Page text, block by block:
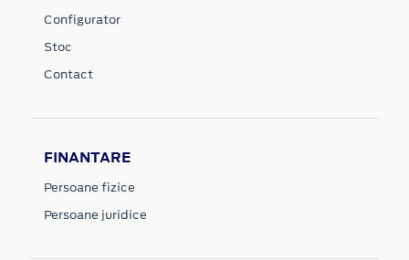
Configurator
Stoc
Contact
FINANTARE
Persoane fizice
Persoane juridice